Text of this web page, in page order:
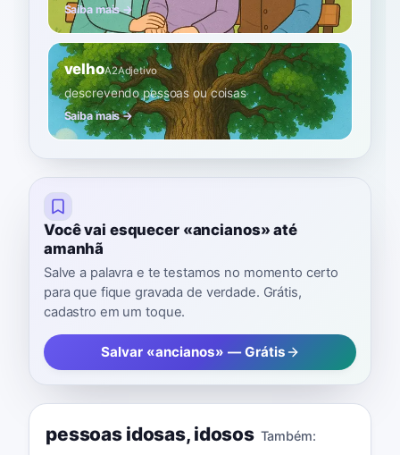
Saiba mais →
velhoA2Adjetivo
descrevendo pessoas ou coisas
Saiba mais →
Você vai esquecer «ancianos» até
amanhã
Salve a palavra e te testamos no momento certo
para que fique gravada de verdade. Grátis,
cadastro em um toque.
Salvar «ancianos» — Grátis
pessoas idosas, idosos Também: